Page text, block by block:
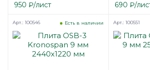
950 ₽/лист 690 ₽/
Есть в наличии
Арт.: 100546 Арт.: 100551